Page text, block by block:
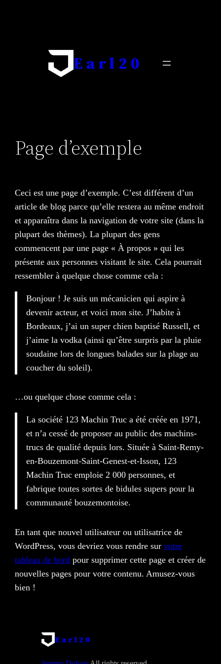
Earl20
Page d’exemple
Ceci est une page d’exemple. C’est différent d’un
article de blog parce qu’elle restera au même endroit
et apparaîtra dans la navigation de votre site (dans la
plupart des thèmes). La plupart des gens
commencent par une page « À propos » qui les
présente aux personnes visitant le site. Cela pourrait
ressembler à quelque chose comme cela :
Bonjour ! Je suis un mécanicien qui aspire à
devenir acteur, et voici mon site. J’habite à
Bordeaux, j’ai un super chien baptisé Russell, et
j’aime la vodka (ainsi qu’être surpris par la pluie
soudaine lors de longues balades sur la plage au
coucher du soleil).
…ou quelque chose comme cela :
La société 123 Machin Truc a été créée en 1971,
et n’a cessé de proposer au public des machins-
trucs de qualité depuis lors. Située à Saint-Remy-
en-Bouzemont-Saint-Genest-et-Isson, 123
Machin Truc emploie 2 000 personnes, et
fabrique toutes sortes de bidules supers pour la
communauté bouzemontoise.
En tant que nouvel utilisateur ou utilisatrice de
WordPress, vous devriez vous rendre survotre
tableau de bord pour supprimer cette page et créer de
nouvelles pages pour votre contenu. Amusez-vous
bien !
Earl20